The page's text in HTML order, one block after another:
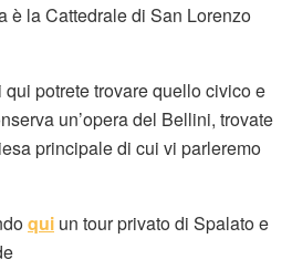
è la Cattedrale di San Lorenzo
potrete trovare quello civico e
un’opera del Bellini, trovate
principale di cui vi parleremo
qui un tour privato di Spalato e